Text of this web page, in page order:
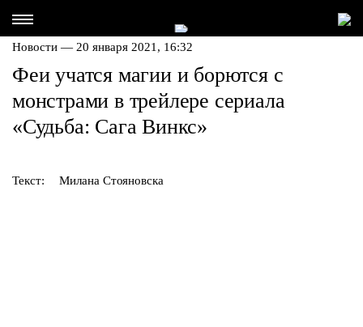
Новости — 20 января 2021, 16:32
Феи учатся магии и борются с
монстрами в трейлере сериала
«Судьба: Сага Винкс»
Текст: Милана Стояновска